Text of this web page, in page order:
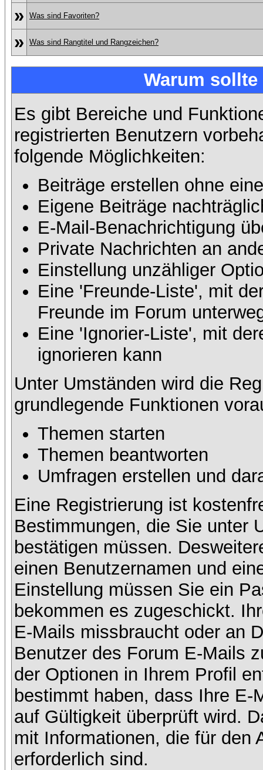
» Was sind Favoriten?
» Was sind Rangtitel und Rangzeichen?
Warum
Es gibt Bereiche und
registrierten Benutzern
folgende Möglichkeiten:
Beiträge erstellen ohne
Eigene Beiträge
E-Mail-Benachrichtigung
Private Nachrichten an
Einstellung unzähliger
Eine 'Freunde-Liste', mit
Freunde im Forum
Eine 'Ignorier-Liste', mit
ignorieren kann
Unter Umständen wird die
grundlegende Funktionen
Themen starten
Themen beantworten
Umfragen erstellen und
Eine Registrierung ist
Bestimmungen, die Sie unter
bestätigen müssen.
einen Benutzernamen und
Einstellung müssen Sie ein
bekommen es zugeschickt.
E-Mails missbraucht oder an
Benutzer des Forum E-Mails
der Optionen in Ihrem Profil
bestimmt haben, dass Ihre E-
auf Gültigkeit überprüft wird.
mit Informationen, die für den
erforderlich sind.